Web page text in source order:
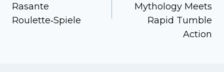
Rasante
Roulette‑Spiele
Mythology Meets
Rapid Tumble
Action